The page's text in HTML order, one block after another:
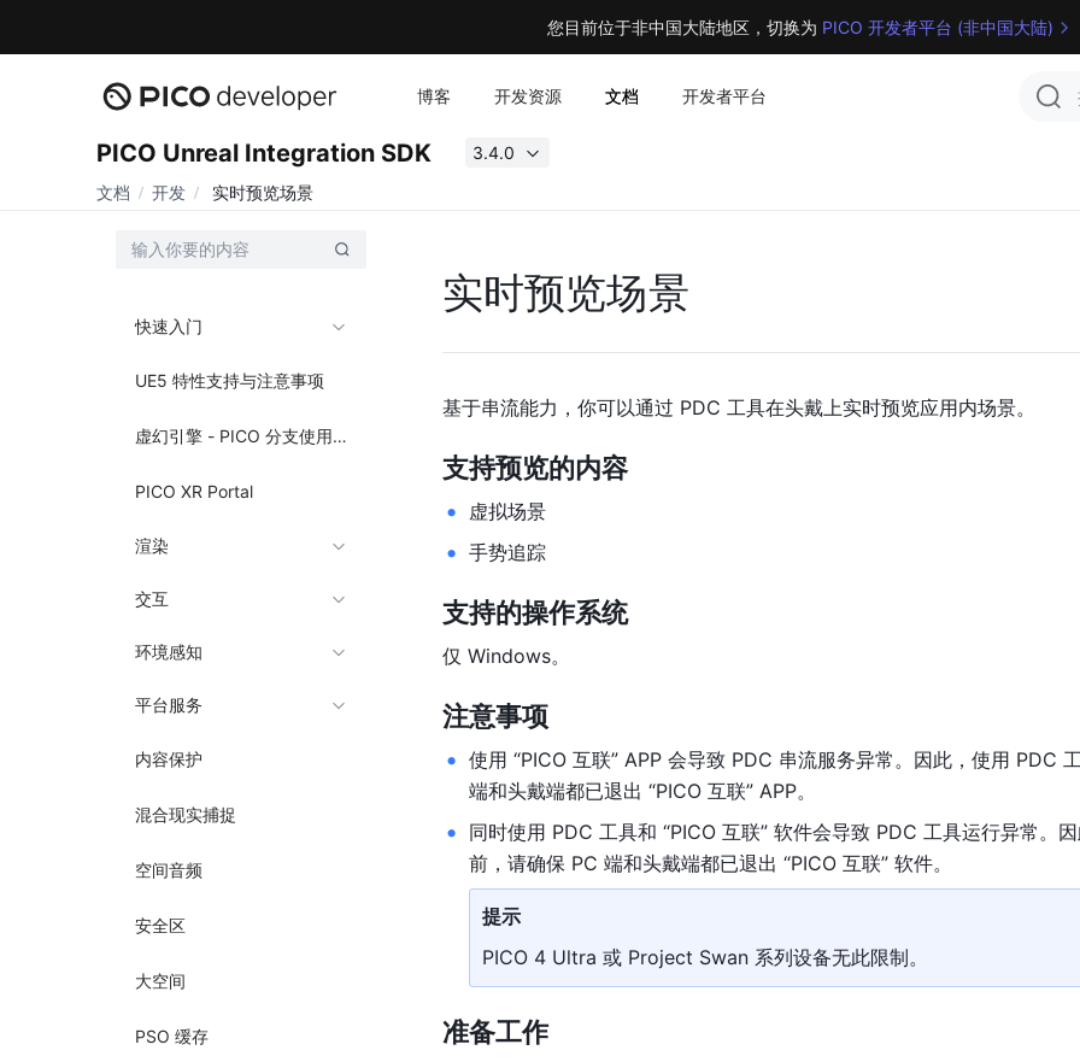
您目前位于非中国大陆地区，切换为 PICO 开发者平台 (非中国大陆)
博客 开发资源 文档 开发者平台
PICO Unreal Integration SDK
3.4.0
文档
开发 实时预览场景
快速入门
UE5 特性支持与注意事项
虚幻引擎 - PICO 分支使用指南
PICO XR Portal
渲染
交互
环境感知
平台服务
内容保护
混合现实捕捉
空间音频
安全区
大空间
PSO 缓存
实时预览场景
基于串流能力，你可以通过 PDC 工具在头戴上实时预览应用内场景。
支持预览的内容
虚拟场景
手势追踪
支持的操作系统
仅 Windows。
注意事项
使用 “PICO 互联” APP 会导致 PDC 串流服务异常。因此，使用 PDC
端和头戴端都已退出 “PICO 互联” APP。
同时使用 PDC 工具和 “PICO 互联” 软件会导致 PDC 工具运行异常。
前，请确保 PC 端和头戴端都已退出 “PICO 互联” 软件。
提示
PICO 4 Ultra 或 Project Swan 系列设备无此限制。
准备工作